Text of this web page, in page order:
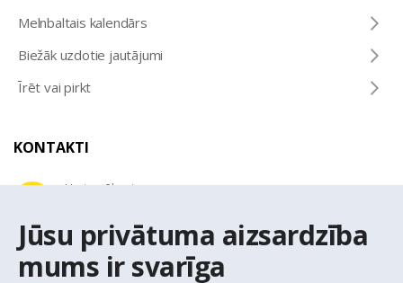
Jūsu privātuma aizsardzība
mums ir svarīga
Melnbaltais kalendārs
Biežāk uzdotie jautājumi
Īrēt vai pirkt
KONTAKTI
Uzziņu tālrunis
E-pasta adrese
latio@latio.lv